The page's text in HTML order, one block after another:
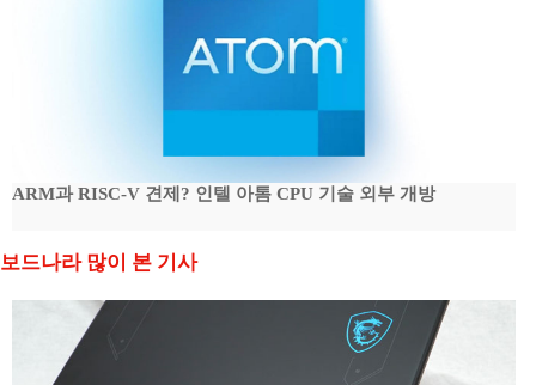
ARM과 RISC-V 견제? 인텔 아톰 CPU 기술 외부 개방
보드나라 많이 본 기사